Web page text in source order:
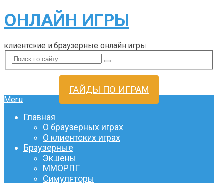
ОНЛАЙН ИГРЫ
клиентские и браузерные онлайн игры
ГАЙДЫ ПО ИГРАМ
Menu
Главная
О браузерных играх
О клиентских играх
Браузерные
Экшены
ММОРПГ
Симуляторы